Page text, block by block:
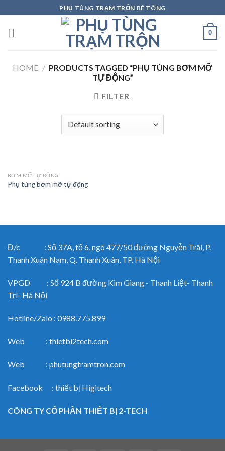
to
content
PHỤ TÙNG TRẠM TRỘN BÊ TÔNG
0
HOME / PRODUCTS TAGGED “PHỤ TÙNG BƠM MỠ
TỰ ĐỘNG”
FILTER
BƠM MỠ TỰ ĐỘNG
Phụ tùng bơm mỡ tự động
Đ/c : Số 37A, tổ 6, ngõ 477/50 đường Nguyễn Trãi, P.
Thanh Xuân Nam, Q. Thanh Xuân, TP. Hà Nội
VPGD : Số 924 B đường Kim Giang - Thanh Liệt- Thanh
Trì- Hà Nội
Hotline/Zalo : 0988.775.899
Web : thietbi2tech.com
Web : phutungtramtron.com
Facebook : thiết bị Higitech
CÔNG TY CỔ PHẦN THIẾT BỊ 2-TECH